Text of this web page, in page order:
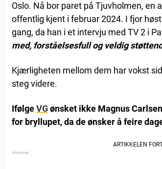
Oslo. Nå bor paret på Tjuvholmen, en
offentlig kjent i februar 2024. I fjor
gang, da han i et intervju med TV 2 i
med, forståelsesfull og veldig
Kjærligheten mellom dem har vokst
steg videre.
IfølgeVGønsket ikke Magnus
for bryllupet, da de ønsker å feire